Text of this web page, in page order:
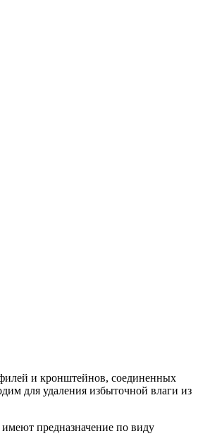
и кронштейнов, соединенных
для удаления избыточной влаги из
предназначение по виду